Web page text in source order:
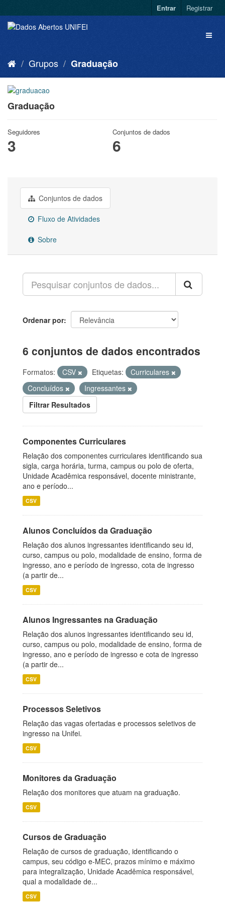
Entrar Registrar
Grupos Graduação
Graduação
Seguidores
3
Conjuntos de dados
6
Conjuntos de dados
Fluxo de Atividades
Sobre
Ordenar por
6 conjuntos de dados encontrados
Formatos: CSV Etiquetas:
Curriculares
Concluídos
Ingressantes
Filtrar Resultados
Componentes Curriculares
Relação dos componentes curriculares identificando sua
sigla, carga horária, turma, campus ou polo de oferta,
Unidade Acadêmica responsável, docente ministrante,
ano e período...
CSV
Alunos Concluídos da Graduação
Relação dos alunos ingressantes identificando seu id,
curso, campus ou polo, modalidade de ensino, forma de
ingresso, ano e período de ingresso, cota de ingresso
(a partir de...
CSV
Alunos Ingressantes na Graduação
Relação dos alunos ingressantes identificando seu id,
curso, campus ou polo, modalidade de ensino, forma de
ingresso, ano e período de ingresso e cota de ingresso
(a partir de...
CSV
Processos Seletivos
Relação das vagas ofertadas e processos seletivos de
ingresso na Unifei.
CSV
Monitores da Graduação
Relação dos monitores que atuam na graduação.
CSV
Cursos de Graduação
Relação de cursos de graduação, identificando o
campus, seu código e-MEC, prazos mínimo e máximo
para integralização, Unidade Acadêmica responsável,
qual a modalidade de...
CSV